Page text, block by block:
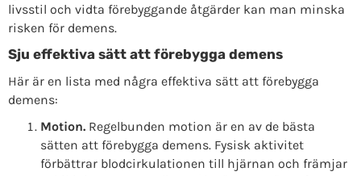
livsstil och vidta förebyggande åtgärder kan man minska
risken för demens.
Sju effektiva sätt att förebygga demens
Här är en lista med några effektiva sätt att förebygga
demens:
Motion. Regelbunden motion är en av de bästa
sätten att förebygga demens. Fysisk aktivitet
förbättrar blodcirkulationen till hjärnan och främjar